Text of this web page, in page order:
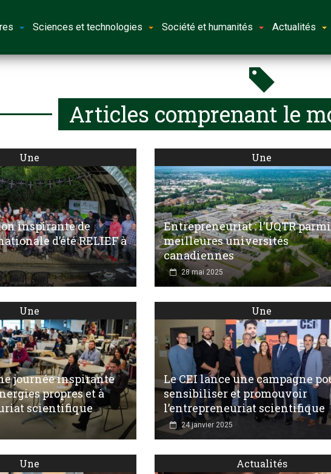
Sciences et technologies Société et humanités Actualités
Articles comprenant le
Une
inspirante de
d’été RELIEF à
Une
Entrepreneuriat : l’UQTR
meilleures universités
canadiennes
28 mai 2025
Une
journée inspirante
propres et à
scientifique
Une
Le CEI lance une campagne
sensibiliser et promouvoir
l’entrepreneuriat scientifique
24 janvier 2025
Une Actualités